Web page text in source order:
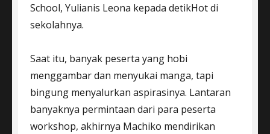
School, Yulianis Leona kepada detikHot di
sekolahnya.
Saat itu, banyak peserta yang hobi
menggambar dan menyukai manga, tapi
bingung menyalurkan aspirasinya. Lantaran
banyaknya permintaan dari para peserta
workshop, akhirnya Machiko mendirikan